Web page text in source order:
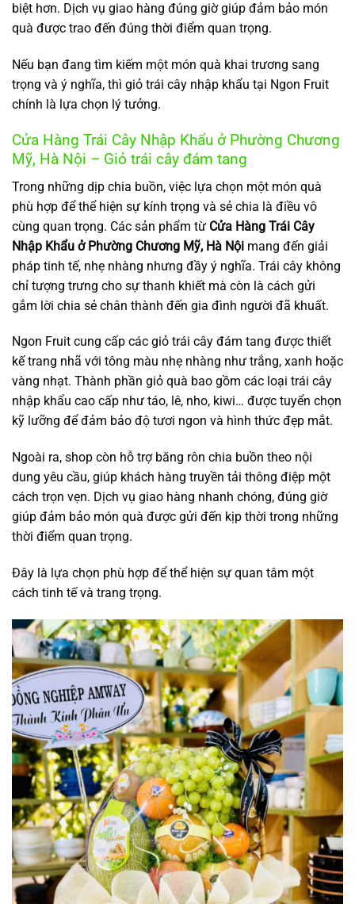
biệt hơn. Dịch vụ giao hàng đúng giờ giúp đảm bảo món
quà được trao đến đúng thời điểm quan trọng.
Nếu bạn đang tìm kiếm một món quà khai trương sang
trọng và ý nghĩa, thì giỏ trái cây nhập khẩu tại Ngon Fruit
chính là lựa chọn lý tưởng.
Cửa Hàng Trái Cây Nhập Khẩu ở Phường Chương
Mỹ, Hà Nội – Giỏ trái cây đám tang
Trong những dịp chia buồn, việc lựa chọn một món quà
phù hợp để thể hiện sự kính trọng và sẻ chia là điều vô
cùng quan trọng. Các sản phẩm từ Cửa Hàng Trái Cây
Nhập Khẩu ở Phường Chương Mỹ, Hà Nội mang đến giải
pháp tinh tế, nhẹ nhàng nhưng đầy ý nghĩa. Trái cây không
chỉ tượng trưng cho sự thanh khiết mà còn là cách gửi
gắm lời chia sẻ chân thành đến gia đình người đã khuất.
Ngon Fruit cung cấp các giỏ trái cây đám tang được thiết
kế trang nhã với tông màu nhẹ nhàng như trắng, xanh hoặc
vàng nhạt. Thành phần giỏ quà bao gồm các loại trái cây
nhập khẩu cao cấp như táo, lê, nho, kiwi… được tuyển chọn
kỹ lưỡng để đảm bảo độ tươi ngon và hình thức đẹp mắt.
Ngoài ra, shop còn hỗ trợ băng rôn chia buồn theo nội
dung yêu cầu, giúp khách hàng truyền tải thông điệp một
cách trọn vẹn. Dịch vụ giao hàng nhanh chóng, đúng giờ
giúp đảm bảo món quà được gửi đến kịp thời trong những
thời điểm quan trọng.
Đây là lựa chọn phù hợp để thể hiện sự quan tâm một
cách tinh tế và trang trọng.